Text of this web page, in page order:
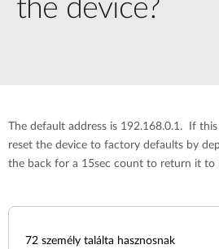
the device?
The default address is 192.168.0.1. If
reset the device to factory defaults by
the back for a 15sec count to return it to
72 személy találta hasznosnak